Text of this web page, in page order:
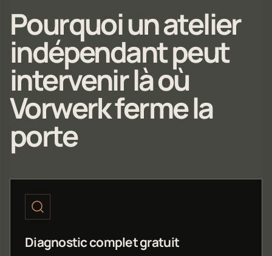
Pourquoi un atelier
indépendant peut
intervenir là où
Vorwerk ferme la
porte
Diagnostic complet gratuit